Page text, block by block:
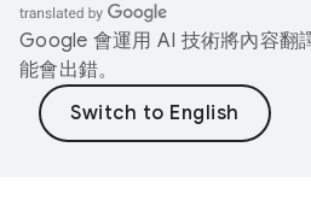
Google 會運用 AI 技術將內容翻
能會出錯。